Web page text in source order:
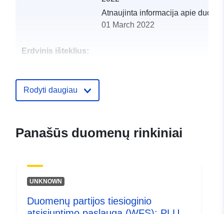
Atnaujinta informacija apie
01 March 2022
Erdvinis išteklius:
5ea086e70dd8
Rūšis:
Išteklius:
Rodyti daugiau
Panašūs duomenų rinkiniai
UNKNOWN
Duomenų partijos tiesioginio